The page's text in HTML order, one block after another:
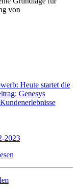
von
Heute startet die
Genesys